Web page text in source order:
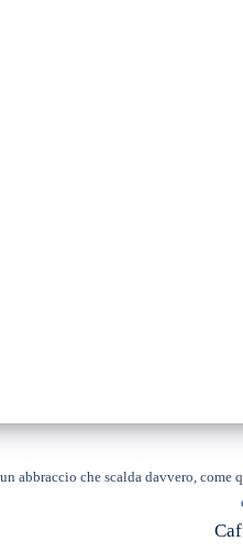
abbraccio che scalda davvero,